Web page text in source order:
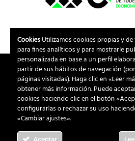
CookiesUtilizamos cookies propias y
para fines analíticos y para mostrarle
personalizada en base a un perfil
partir de sus hábitos de navegación
páginas visitadas). Haga clic en «Leer
obtener más información. Puede
cookies haciendo clic en el botón
configurarlas o rechazar su uso
«Cambiar ajustes».
Aceptar